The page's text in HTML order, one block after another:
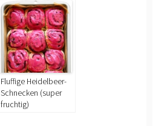
Fluffige Heidelbeer-
Schnecken (super
fruchtig)